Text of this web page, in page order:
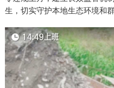
生，切实守护本地生态环境和